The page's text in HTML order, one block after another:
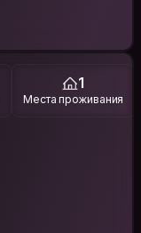
1
Места проживания